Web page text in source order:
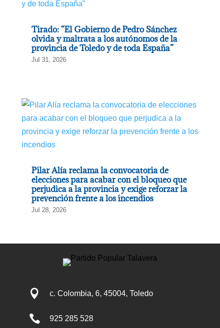
Tirado: “El Gobierno de Pedro Sánchez
olvida y maltrata a los autónomos de la
provincia de Toledo y de toda España”
Jul 31, 2026
Pilar Alía reclama la convocatoria de
elecciones para acabar con el bloqueo que
perjudica a la provincia y exige reforzar la
prevención frente a los incendios
Jul 28, 2026
 c. Colombia, 6, 45004, Toledo
 925 285 528